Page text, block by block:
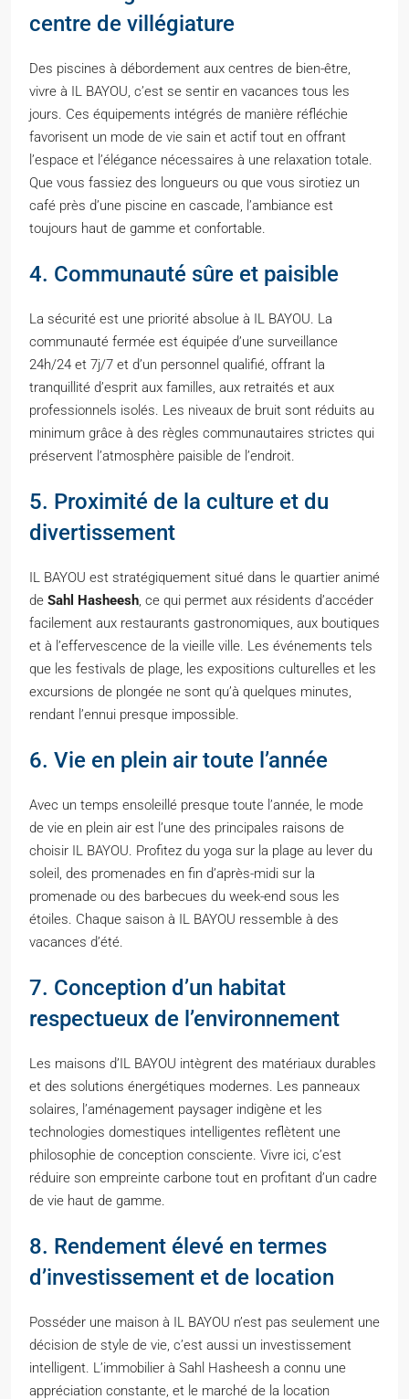
centre de villégiature
Des piscines à débordement aux centres de bien-être,
vivre à IL BAYOU, c’est se sentir en vacances tous les
jours. Ces équipements intégrés de manière réfléchie
favorisent un mode de vie sain et actif tout en offrant
l’espace et l’élégance nécessaires à une relaxation totale.
Que vous fassiez des longueurs ou que vous sirotiez un
café près d’une piscine en cascade, l’ambiance est
toujours haut de gamme et confortable.
4. Communauté sûre et paisible
La sécurité est une priorité absolue à IL BAYOU. La
communauté fermée est équipée d’une surveillance
24h/24 et 7j/7 et d’un personnel qualifié, offrant la
tranquillité d’esprit aux familles, aux retraités et aux
professionnels isolés. Les niveaux de bruit sont réduits au
minimum grâce à des règles communautaires strictes qui
préservent l’atmosphère paisible de l’endroit.
5. Proximité de la culture et du
divertissement
IL BAYOU est stratégiquement situé dans le quartier animé
de Sahl Hasheesh, ce qui permet aux résidents d’accéder
facilement aux restaurants gastronomiques, aux boutiques
et à l’effervescence de la vieille ville. Les événements tels
que les festivals de plage, les expositions culturelles et les
excursions de plongée ne sont qu’à quelques minutes,
rendant l’ennui presque impossible.
6. Vie en plein air toute l’année
Avec un temps ensoleillé presque toute l’année, le mode
de vie en plein air est l’une des principales raisons de
choisir IL BAYOU. Profitez du yoga sur la plage au lever du
soleil, des promenades en fin d’après-midi sur la
promenade ou des barbecues du week-end sous les
étoiles. Chaque saison à IL BAYOU ressemble à des
vacances d’été.
7. Conception d’un habitat
respectueux de l’environnement
Les maisons d’IL BAYOU intègrent des matériaux durables
et des solutions énergétiques modernes. Les panneaux
solaires, l’aménagement paysager indigène et les
technologies domestiques intelligentes reflètent une
philosophie de conception consciente. Vivre ici, c’est
réduire son empreinte carbone tout en profitant d’un cadre
de vie haut de gamme.
8. Rendement élevé en termes
d’investissement et de location
Posséder une maison à IL BAYOU n’est pas seulement une
décision de style de vie, c’est aussi un investissement
intelligent. L’immobilier à Sahl Hasheesh a connu une
appréciation constante, et le marché de la location